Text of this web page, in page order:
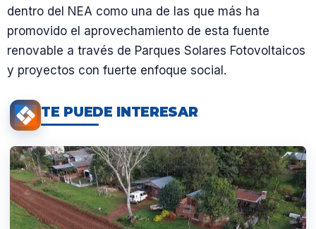
dentro del NEA como una de las que más ha
promovido el aprovechamiento de esta fuente
renovable a través de Parques Solares Fotovoltaicos
y proyectos con fuerte enfoque social.
TE PUEDE INTERESAR